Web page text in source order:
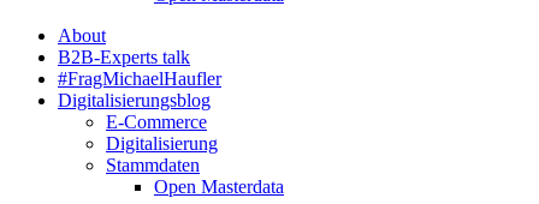
About
B2B-Experts talk
#FragMichaelHaufler
Digitalisierungsblog
E-Commerce
Digitalisierung
Stammdaten
Open Masterdata